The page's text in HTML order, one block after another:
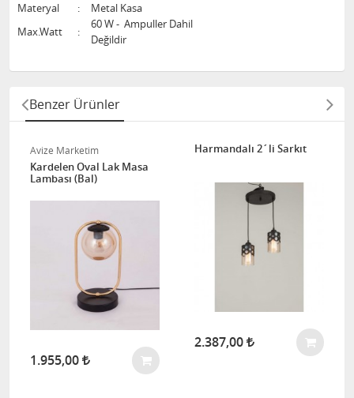
Materyal
:
Metal Kasa
Max.Watt
:
60 W - Ampuller Dahil
Değildir
Benzer Ürünler
Avize Marketim
Kardelen Oval Lak Masa
Lambası (Bal)
1.955,00
Harmandalı 2´li Sarkıt
2.387,00